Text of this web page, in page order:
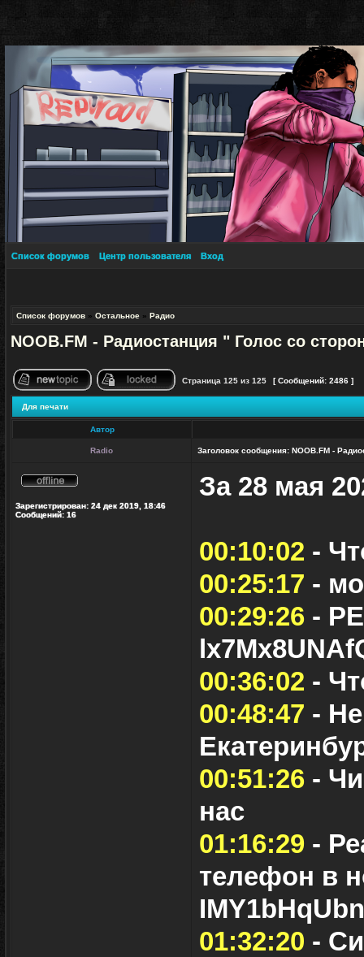
Список форумов Центр пользователя Вход
Список форумов » Остальное » Радио
NOOB.FM - Радиостанция " Голос со
Начать новую тему Эта тема закрыта, Вы не можете
Страница 125 из 125 [ Сообщений: 2486 ]
Для печати
Автор
Radio Заголовок сообщения: NOOB.FM -
сети
Зарегистрирован: 24 дек 2019, 18:46
Сообщений: 16
За 28 мая
00:10:02 -
00:25:17 -
00:29:26 -
00:36:02 -
00:48:47 -
00:51:26 -
нас
01:16:29 -
телефон в
01:32:20 -